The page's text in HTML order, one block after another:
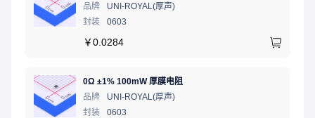
品牌
UNI-ROYAL(厚声)
封装
0603
￥0.0284
0Ω ±1% 100mW 厚膜电阻
品牌
UNI-ROYAL(厚声)
封装
0603